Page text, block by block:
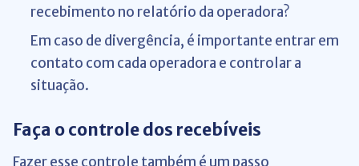
recebimento no relatório da operadora?
Em caso de divergência, é importante entrar em
contato com cada operadora e controlar a
situação.
Faça o controle dos recebíveis
Fazer esse controle também é um passo